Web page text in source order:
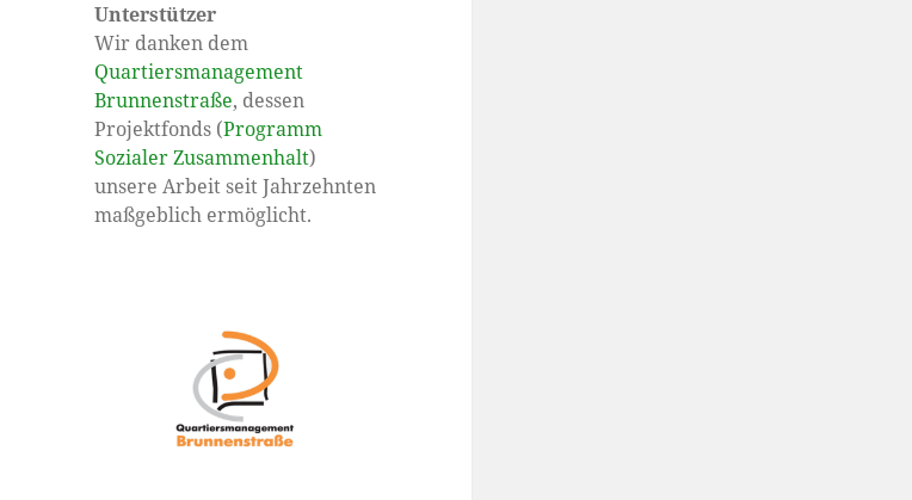
Unterstützer
Wir danken dem
Quartiersmanagement
Brunnenstraße, dessen
Projektfonds (Programm
Sozialer Zusammenhalt)
unsere Arbeit seit Jahrzehnten
maßgeblich ermöglicht.